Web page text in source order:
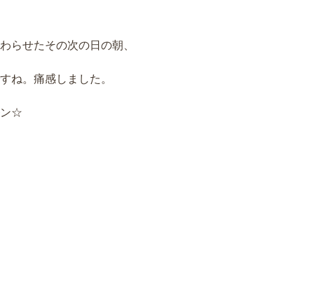
らせたその次の日の朝、
ね。痛感しました。
ン☆